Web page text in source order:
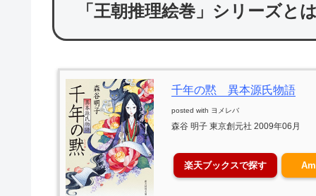
「王朝推理絵巻」シリーズと
千年の黙 異本源氏物語
posted with ヨメレバ
森谷 明子 東京創元社 2009年06月
楽天ブックスで探す